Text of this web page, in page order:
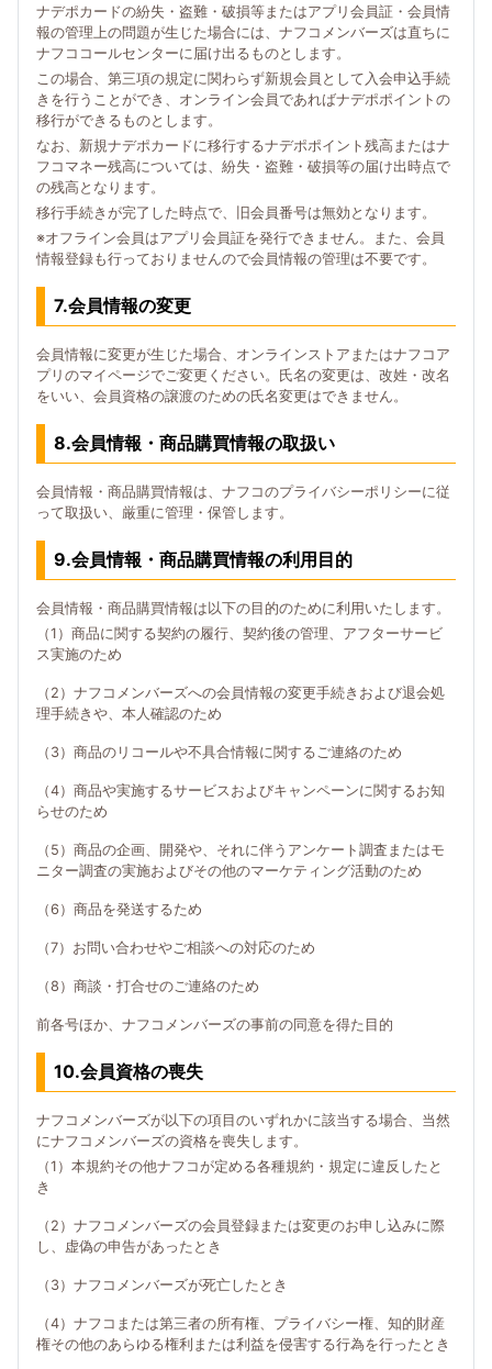
ナデポカードの紛失・盗難・破損等またはアプリ会員証・会員情
報の管理上の問題が生じた場合には、ナフコメンバーズは直ちに
ナフココールセンターに届け出るものとします。
この場合、第三項の規定に関わらず新規会員として入会申込手続
きを行うことができ、オンライン会員であればナデポポイントの
移行ができるものとします。
なお、新規ナデポカードに移行するナデポポイント残高またはナ
フコマネー残高については、紛失・盗難・破損等の届け出時点で
の残高となります。
移行手続きが完了した時点で、旧会員番号は無効となります。
※オフライン会員はアプリ会員証を発行できません。また、会員
情報登録も行っておりませんので会員情報の管理は不要です。
7.会員情報の変更
会員情報に変更が生じた場合、オンラインストアまたはナフコア
プリのマイページでご変更ください。氏名の変更は、改姓・改名
をいい、会員資格の譲渡のための氏名変更はできません。
8.会員情報・商品購買情報の取扱い
会員情報・商品購買情報は、ナフコのプライバシーポリシーに従
って取扱い、厳重に管理・保管します。
9.会員情報・商品購買情報の利用目的
会員情報・商品購買情報は以下の目的のために利用いたします。
（1）商品に関する契約の履行、契約後の管理、アフターサービ
ス実施のため
（2）ナフコメンバーズへの会員情報の変更手続きおよび退会処
理手続きや、本人確認のため
（3）商品のリコールや不具合情報に関するご連絡のため
（4）商品や実施するサービスおよびキャンペーンに関するお知
らせのため
（5）商品の企画、開発や、それに伴うアンケート調査またはモ
ニター調査の実施およびその他のマーケティング活動のため
（6）商品を発送するため
（7）お問い合わせやご相談への対応のため
（8）商談・打合せのご連絡のため
前各号ほか、ナフコメンバーズの事前の同意を得た目的
10.会員資格の喪失
ナフコメンバーズが以下の項目のいずれかに該当する場合、当然
にナフコメンバーズの資格を喪失します。
（1）本規約その他ナフコが定める各種規約・規定に違反したと
き
（2）ナフコメンバーズの会員登録または変更のお申し込みに際
し、虚偽の申告があったとき
（3）ナフコメンバーズが死亡したとき
（4）ナフコまたは第三者の所有権、プライバシー権、知的財産
権その他のあらゆる権利または利益を侵害する行為を行ったとき